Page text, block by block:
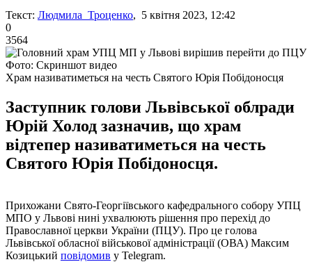
Текст: Людмила Троценко, 5 квітня 2023, 12:42
0
3564
Фото: Скриншот видео
Храм називатиметься на честь Святого Юрія Побідоносця
Заступник голови Львівської облради
Юрій Холод зазначив, що храм
відтепер називатиметься на честь
Святого Юрія Побідоносця.
Прихожани Свято-Георгіївського кафедрального собору УПЦ
МПО у Львові нині ухвалюють рішення про перехід до
Православної церкви України (ПЦУ). Про це голова
Львівської обласної військової адміністрації (ОВА) Максим
Козицький повідомив у Telegram.